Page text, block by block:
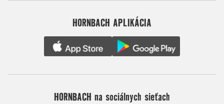
HORNBACH APLIKÁCIA
HORNBACH na sociálnych sieťach